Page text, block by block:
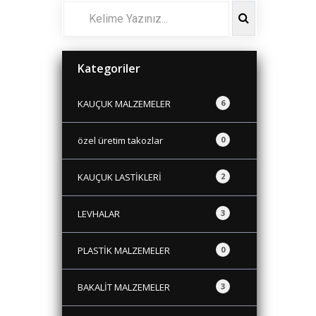
Kategoriler
6
KAUÇUK MALZEMELER
0
özel üretim takozlar
2
KAUÇUK LASTİKLERİ
3
LEVHALAR
0
PLASTİK MALZEMELER
3
BAKALİT MALZEMELER